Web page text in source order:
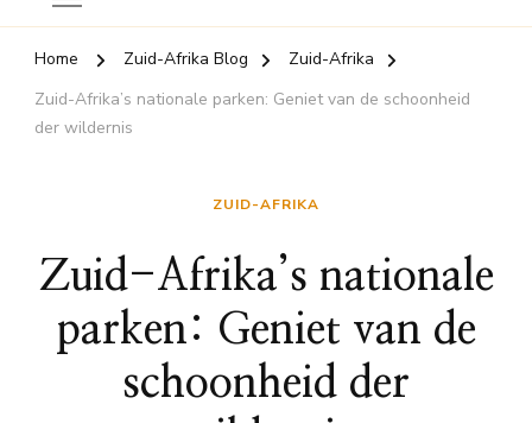
Home Zuid-Afrika Blog
Zuid-Afrika
Zuid-Afrika’s nationale parken: Geniet van de schoonheid
der wildernis
ZUID-AFRIKA
Zuid-Afrika’s nationale
parken: Geniet van de
schoonheid der